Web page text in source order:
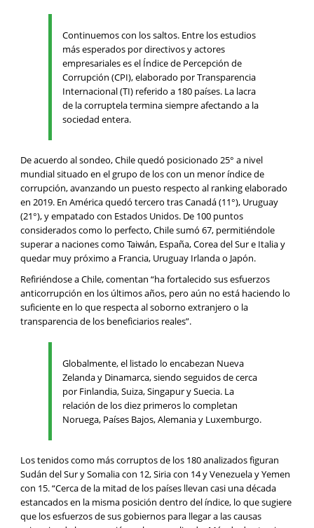
Continuemos con los saltos. Entre los estudios
más esperados por directivos y actores
empresariales es el Índice de Percepción de
Corrupción (CPI), elaborado por Transparencia
Internacional (TI) referido a 180 países. La lacra
de la corruptela termina siempre afectando a la
sociedad entera.
De acuerdo al sondeo, Chile quedó posicionado 25° a nivel
mundial situado en el grupo de los con un menor índice de
corrupción, avanzando un puesto respecto al ranking elaborado
en 2019. En América quedó tercero tras Canadá (11°), Uruguay
(21°), y empatado con Estados Unidos. De 100 puntos
considerados como lo perfecto, Chile sumó 67, permitiéndole
superar a naciones como Taiwán, España, Corea del Sur e Italia y
quedar muy próximo a Francia, Uruguay Irlanda o Japón.
Refiriéndose a Chile, comentan “ha fortalecido sus esfuerzos
anticorrupción en los últimos años, pero aún no está haciendo lo
suficiente en lo que respecta al soborno extranjero o la
transparencia de los beneficiarios reales”.
Globalmente, el listado lo encabezan Nueva
Zelanda y Dinamarca, siendo seguidos de cerca
por Finlandia, Suiza, Singapur y Suecia. La
relación de los diez primeros lo completan
Noruega, Países Bajos, Alemania y Luxemburgo.
Los tenidos como más corruptos de los 180 analizados figuran
Sudán del Sur y Somalia con 12, Siria con 14 y Venezuela y Yemen
con 15. “Cerca de la mitad de los países llevan casi una década
estancados en la misma posición dentro del índice, lo que sugiere
que los esfuerzos de sus gobiernos para llegar a las causas